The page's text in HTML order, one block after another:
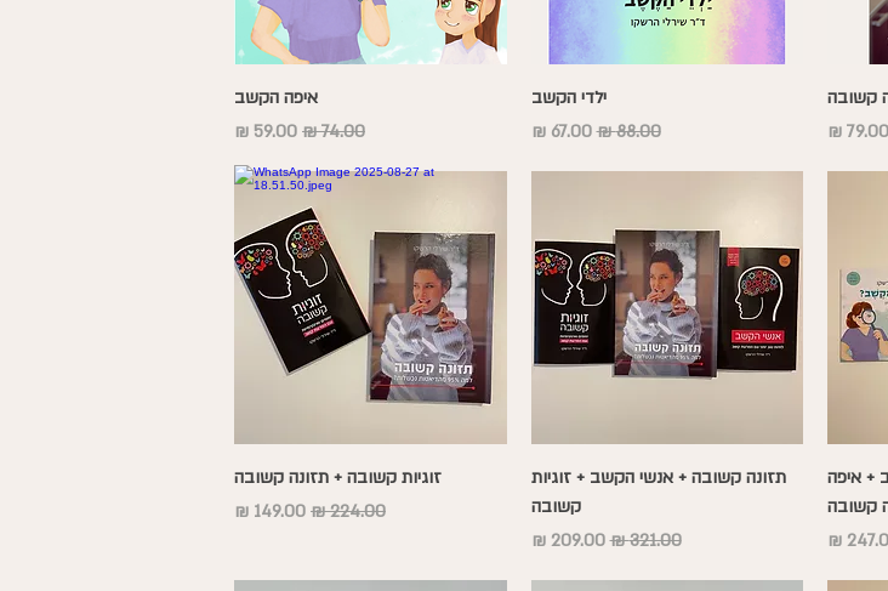
קשובה
מחיר מבצע
ילדי הקשב
מחיר רגיל‏88.00 ‏₪ מחיר מבצע‏67.00 ‏₪
איפה הקשב
מחיר רגיל מחיר מבצע
+ איפה
קשובה
מבצע
תצוגה מהירה
תזונה קשובה + אנשי הקשב + זוגיות
קשובה
מחיר רגיל‏321.00 ‏₪ מחיר מבצע‏209.00 ‏₪
תצוגה מהירה
זוגיות קשובה + תזונה קשובה
מחיר רגיל מחיר מבצע